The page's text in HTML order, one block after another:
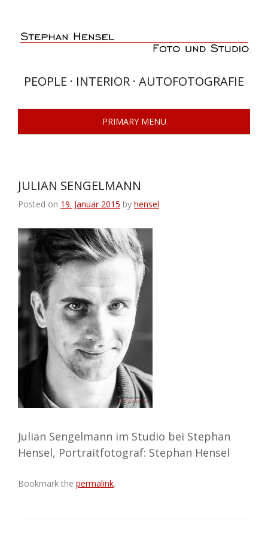
content
PEOPLE · INTERIOR · AUTOFOTOGRAFIE
PRIMARY MENU
JULIAN SENGELMANN
Posted on 19. Januar 2015 by hensel
Julian Sengelmann im Studio bei Stephan
Hensel, Portraitfotograf: Stephan Hensel
Bookmark the permalink.